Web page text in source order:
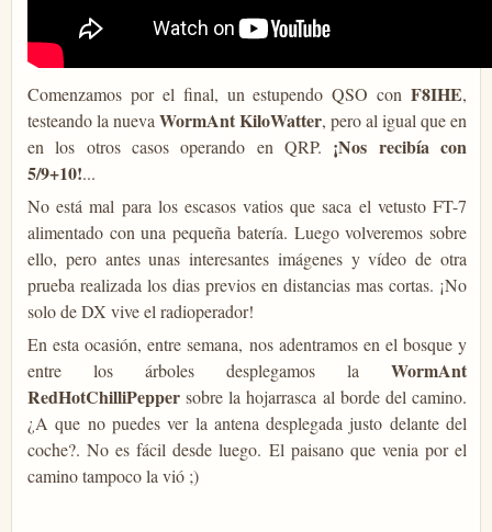
Comenzamos por el final, un estupendo QSO con F8IHE,
testeando la nueva WormAnt KiloWatter, pero al igual que en
en los otros casos operando en QRP. ¡Nos recibía con
5/9+10!...
No está mal para los escasos vatios que saca el vetusto FT-7
alimentado con una pequeña batería. Luego volveremos sobre
ello, pero antes unas interesantes imágenes y vídeo de otra
prueba realizada los dias previos en distancias mas cortas. ¡No
solo de DX vive el radioperador!
En esta ocasión, entre semana, nos adentramos en el bosque y
entre los árboles desplegamos la WormAnt
RedHotChilliPepper sobre la hojarrasca al borde del camino.
¿A que no puedes ver la antena desplegada justo delante del
coche?. No es fácil desde luego. El paisano que venia por el
camino tampoco la vió ;)